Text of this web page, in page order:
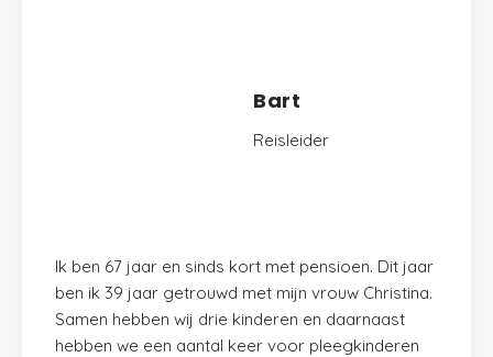
Bart
Reisleider
Ik ben 67 jaar en sinds kort met pensioen. Dit jaar
ben ik 39 jaar getrouwd met mijn vrouw Christina.
Samen hebben wij drie kinderen en daarnaast
hebben we een aantal keer voor pleegkinderen